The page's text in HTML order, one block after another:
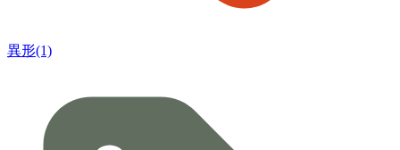
異形(1)